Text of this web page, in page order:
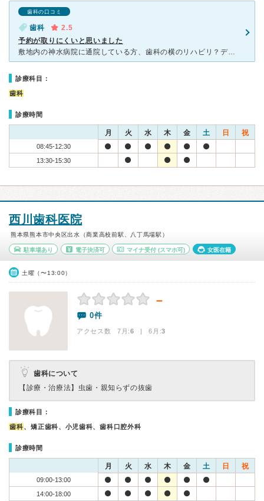
歯科の口コミ
歯科
2.5
予約が取りにくいと思いました
敷地内の神水病院に通院している方、歯科の横のリハビリ？デイサービスにいるお年寄りの受診が多いのか、平日の昼間も予約が取りにくいと感じました。 定期検診で、ベテラン歯科衛生士さんにスケーリングしてもら
診療科目：
歯科
診療時間
月 火 水 木 金 土 日 祝
08:45-12:30
13:30-15:30
西川歯科医院
熊本県熊本市中央区出水（商業高校前駅、八丁馬場駅）
駐車場あり 電子決済可 マイナ受付 (スマホ可) 女医在籍
土曜（〜13:00）
－
0件
アクセス数 7月:6 | 6月:3
歯科について
【診療・治療法】 虫歯・親知らずの抜歯
診療科目：
歯科、矯正歯科、小児歯科、歯科口腔外科
診療時間
月 火 水 木 金 土 日 祝
09:00-13:00
14:00-18:00